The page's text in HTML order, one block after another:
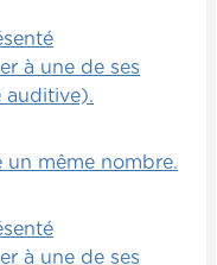
à une de ses
auditive).
un même nombre.
à une de ses